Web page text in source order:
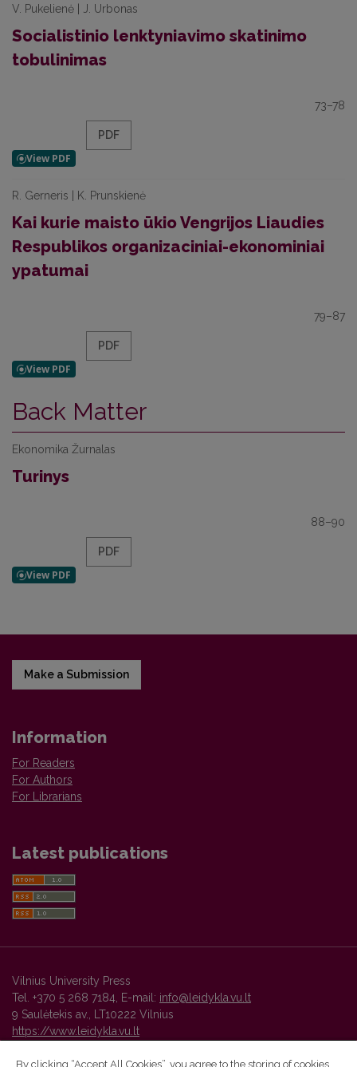
V. Pukelienė | J. Urbonas
Socialistinio lenktyniavimo skatinimo
tobulinimas
73–78
PDF
R. Gerneris | K. Prunskienė
Kai kurie maisto ūkio Vengrijos Liaudies
Respublikos organizaciniai-ekonominiai
ypatumai
79–87
PDF
Back Matter
Ekonomika Žurnalas
Turinys
88–90
PDF
Make a Submission
Information
For Readers
For Authors
For Librarians
Latest publications
Vilnius University Press
Tel. +370 5 268 7184, E-mail: info@leidykla.vu.lt
9 Saulėtekis av., LT10222 Vilnius
https://www.leidykla.vu.lt
By clicking “Accept All Cookies”, you agree to the storing of cookies